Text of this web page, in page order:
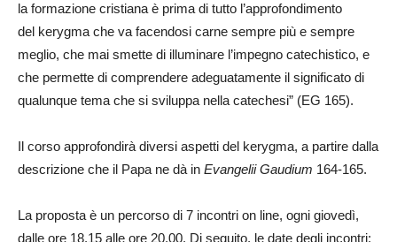
la formazione cristiana è prima di tutto l’approfondimento
del kerygma che va facendosi carne sempre più e sempre
meglio, che mai smette di illuminare l’impegno catechistico, e
che permette di comprendere adeguatamente il significato di
qualunque tema che si sviluppa nella catechesi” (EG 165).
Il corso approfondirà diversi aspetti del kerygma, a partire dalla
descrizione che il Papa ne dà in Evangelii Gaudium 164-165.
La proposta è un percorso di 7 incontri on line, ogni giovedì,
dalle ore 18.15 alle ore 20.00. Di seguito, le date degli incontri: